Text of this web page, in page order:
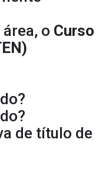
o Curso
de título de